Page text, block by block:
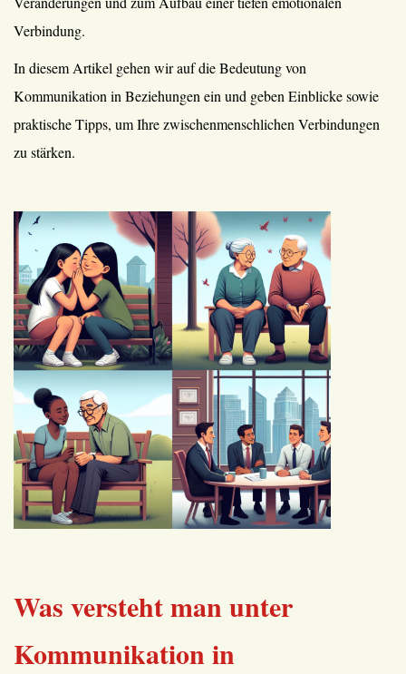
Verbindung.
In diesem Artikel gehen wir auf die Bedeutung von
Kommunikation in Beziehungen ein und geben Einblicke sowie
praktische Tipps, um Ihre zwischenmenschlichen Verbindungen
zu stärken.
Was versteht man unter
Kommunikation in